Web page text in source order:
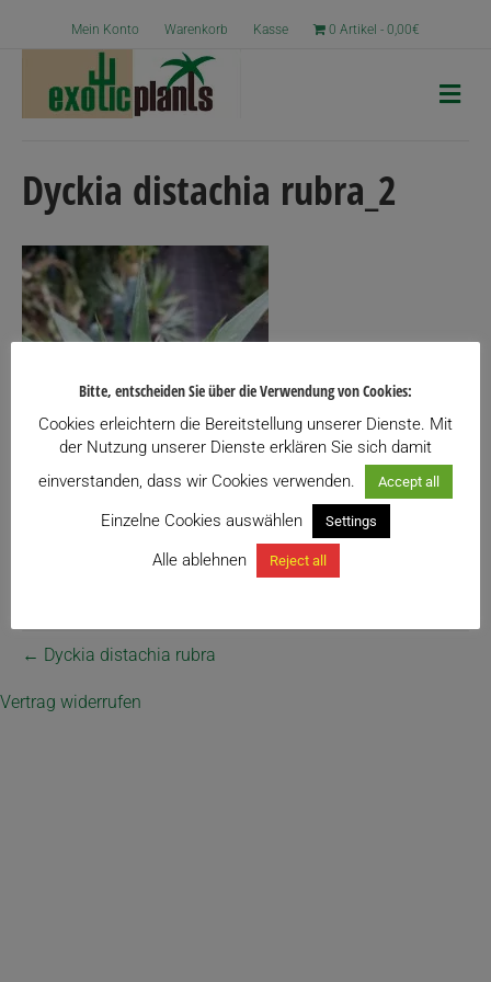
Mein Konto Warenkorb Kasse 0 Artikel 0,00€
N
a
Dyckia distachia rubra_2
← Dyckia distachia rubra
Vertrag widerrufen
Bitte, entscheiden Sie über die Verwendung von Cookies:
Cookies erleichtern die Bereitstellung unserer Dienste. Mit
der Nutzung unserer Dienste erklären Sie sich damit
einverstanden, dass wir Cookies verwenden.
Accept all
Einzelne Cookies auswählen Settings
Alle ablehnen Reject all